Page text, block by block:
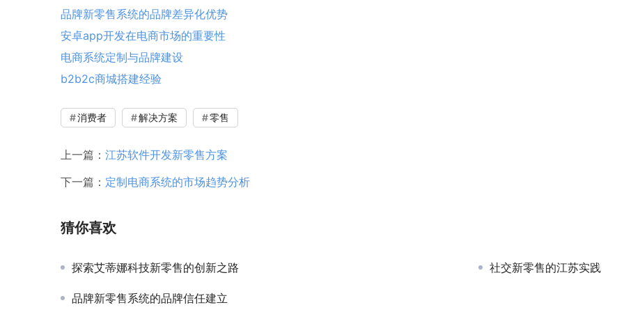
品牌新零售系统的品牌差异化优势
安卓app开发在电商市场的重要性
电商系统定制与品牌建设
b2b2c商城搭建经验
消费者 解决方案 零售
上一篇： 江苏软件开发新零售方案
下一篇： 定制电商系统的市场趋势分析
猜你喜欢
探索艾蒂娜科技新零售的创新之路 社交新零售的江苏实践
品牌新零售系统的品牌信任建立